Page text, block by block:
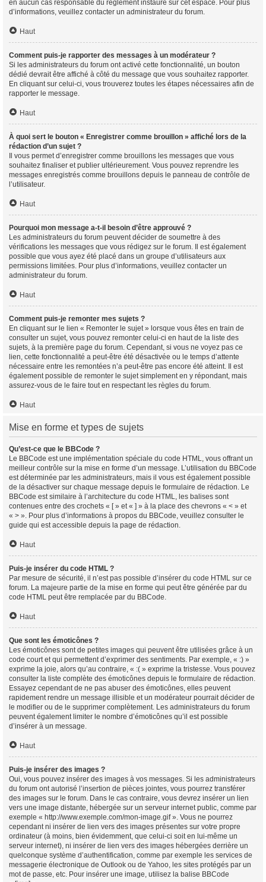
en aucun cas responsable du règlement instauré sur cet espace. Pour plus
d’informations, veuillez contacter un administrateur du forum.
Haut
Comment puis-je rapporter des messages à un modérateur ?
Si les administrateurs du forum ont activé cette fonctionnalité, un bouton
dédié devrait être affiché à côté du message que vous souhaitez rapporter.
En cliquant sur celui-ci, vous trouverez toutes les étapes nécessaires afin de
rapporter le message.
Haut
À quoi sert le bouton « Enregistrer comme brouillon » affiché lors de la
rédaction d’un sujet ?
Il vous permet d’enregistrer comme brouillons les messages que vous
souhaitez finaliser et publier ultérieurement. Vous pouvez reprendre les
messages enregistrés comme brouillons depuis le panneau de contrôle de
l’utilisateur.
Haut
Pourquoi mon message a-t-il besoin d’être approuvé ?
Les administrateurs du forum peuvent décider de soumettre à des
vérifications les messages que vous rédigez sur le forum. Il est également
possible que vous ayez été placé dans un groupe d’utilisateurs aux
permissions limitées. Pour plus d’informations, veuillez contacter un
administrateur du forum.
Haut
Comment puis-je remonter mes sujets ?
En cliquant sur le lien « Remonter le sujet » lorsque vous êtes en train de
consulter un sujet, vous pouvez remonter celui-ci en haut de la liste des
sujets, à la première page du forum. Cependant, si vous ne voyez pas ce
lien, cette fonctionnalité a peut-être été désactivée ou le temps d’attente
nécessaire entre les remontées n’a peut-être pas encore été atteint. Il est
également possible de remonter le sujet simplement en y répondant, mais
assurez-vous de le faire tout en respectant les règles du forum.
Haut
Mise en forme et types de sujets
Qu’est-ce que le BBCode ?
Le BBCode est une implémentation spéciale du code HTML, vous offrant un
meilleur contrôle sur la mise en forme d’un message. L’utilisation du BBCode
est déterminée par les administrateurs, mais il vous est également possible
de la désactiver sur chaque message depuis le formulaire de rédaction. Le
BBCode est similaire à l’architecture du code HTML, les balises sont
contenues entre des crochets « [ » et « ] » à la place des chevrons « < » et
« > ». Pour plus d’informations à propos du BBCode, veuillez consulter le
guide qui est accessible depuis la page de rédaction.
Haut
Puis-je insérer du code HTML ?
Par mesure de sécurité, il n’est pas possible d’insérer du code HTML sur ce
forum. La majeure partie de la mise en forme qui peut être générée par du
code HTML peut être remplacée par du BBCode.
Haut
Que sont les émoticônes ?
Les émoticônes sont de petites images qui peuvent être utilisées grâce à un
code court et qui permettent d’exprimer des sentiments. Par exemple, « :) »
exprime la joie, alors qu’au contraire, « :( » exprime la tristesse. Vous pouvez
consulter la liste complète des émoticônes depuis le formulaire de rédaction.
Essayez cependant de ne pas abuser des émoticônes, elles peuvent
rapidement rendre un message illisible et un modérateur pourrait décider de
le modifier ou de le supprimer complètement. Les administrateurs du forum
peuvent également limiter le nombre d’émoticônes qu’il est possible
d’insérer à un message.
Haut
Puis-je insérer des images ?
Oui, vous pouvez insérer des images à vos messages. Si les administrateurs
du forum ont autorisé l’insertion de pièces jointes, vous pourrez transférer
des images sur le forum. Dans le cas contraire, vous devrez insérer un lien
vers une image distante, hébergée sur un serveur internet public, comme par
exemple « http://www.exemple.com/mon-image.gif ». Vous ne pourrez
cependant ni insérer de lien vers des images présentes sur votre propre
ordinateur (à moins, bien évidemment, que celui-ci soit en lui-même un
serveur internet), ni insérer de lien vers des images hébergées derrière un
quelconque système d’authentification, comme par exemple les services de
messagerie électronique de Outlook ou de Yahoo, les sites protégés par un
mot de passe, etc. Pour insérer une image, utilisez la balise BBCode